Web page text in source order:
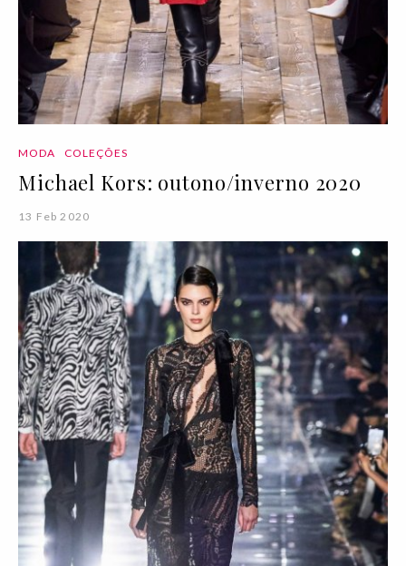
MODA COLEÇÕES
Michael Kors: outono/inverno 2020
13 Feb 2020